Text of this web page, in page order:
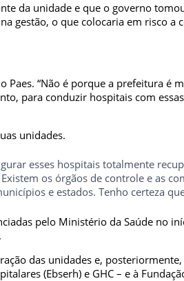
da unidade e que o governo
gestão, o que colocaria em risco
“Não é porque a prefeitura é
para conduzir hospitais com
unidades.
esses hospitais totalmente
os órgãos de controle e as
e estados. Tenho certeza
pelo Ministério da Saúde no
das unidades e,
(Ebserh) e GHC – e à